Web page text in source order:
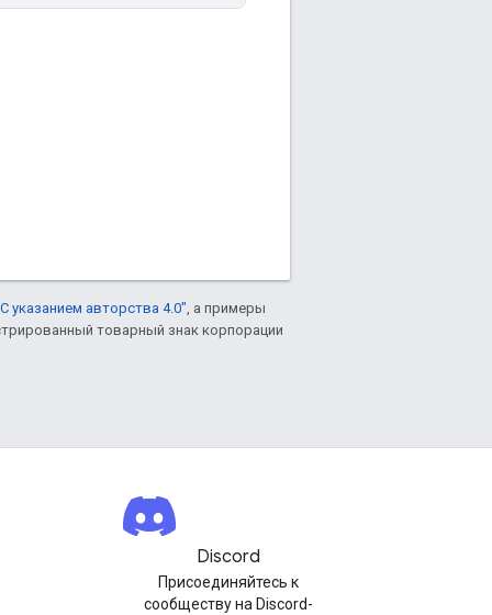
указанием авторства 4.0" , а примеры
товарный знак корпорации
Discord
Присоединяйтесь к
сообществу на Discord-